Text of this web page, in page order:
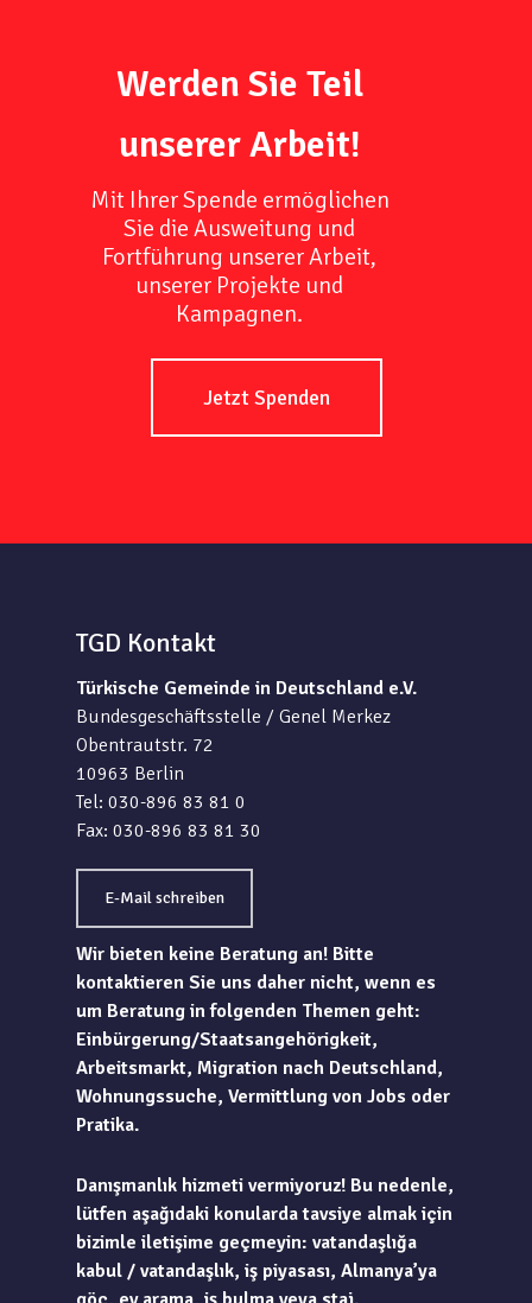
Werden Sie Teil
unserer Arbeit!
Mit Ihrer Spende ermöglichen
Sie die Ausweitung und
Fortführung unserer Arbeit,
unserer Projekte und
Kampagnen.
Jetzt Spenden
TGD Kontakt
Türkische Gemeinde in Deutschland e.V.
Bundesgeschäftsstelle / Genel Merkez
Obentrautstr. 72
10963 Berlin
Tel: 030-896 83 81 0
Fax: 030-896 83 81 30
E-Mail schreiben
Wir bieten keine Beratung an! Bitte
kontaktieren Sie uns daher nicht, wenn es
um Beratung in folgenden Themen geht:
Einbürgerung/Staatsangehörigkeit,
Arbeitsmarkt, Migration nach Deutschland,
Wohnungssuche, Vermittlung von Jobs oder
Pratika.
Danışmanlık hizmeti vermiyoruz! Bu nedenle,
lütfen aşağıdaki konularda tavsiye almak için
bizimle iletişime geçmeyin: vatandaşlığa
kabul / vatandaşlık, iş piyasası, Almanya’ya